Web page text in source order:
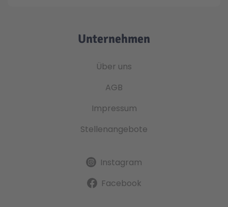
Unternehmen
Über uns
AGB
Impressum
Stellenangebote
Instagram
Facebook